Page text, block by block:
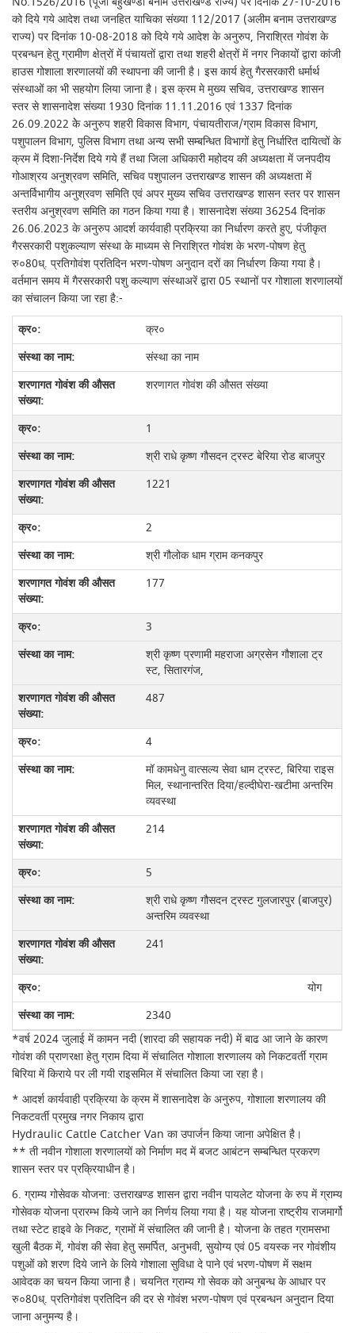
को दिये गये आदेश तथा जनहित याचिका संख्या 112/2017 (अलीम बनाम उत्तराखण्ड
राज्य) पर दिनांक 10-08-2018 को दिये गये आदेश के अनुरुप, निराश्रित गोवंश के
प्रबन्धन हेतु ग्रामीण क्षेत्रों में पंचायतों द्वारा तथा शहरी क्षेत्रों में नगर निकायों द्वारा कांजी
हाउस गोशाला शरणालयों की स्थापना की जानी है। इस कार्य हेतु गैरसरकारी धर्मार्थ
संस्थाओं का भी सहयोग लिया जाना है। इस क्रम मे मुख्य सचिव, उत्तराखण्ड शासन
स्तर से शासनादेश संख्या 1930 दिनांक 11.11.2016 एवं 1337 दिनांक
26.09.2022 केे अनुरुप शहरी विकास विभाग, पंचायतीराज/ग्राम विकास विभाग,
पशुपालन विभाग, पुलिस विभाग तथा अन्य सभी सम्बन्धित विभागों हेतु निर्धारित दायित्वों के
क्रम में दिशा-निर्देश दिये गये हैं तथा जिला अधिकारी महोदय की अध्यक्षता में जनपदीय
गोआश्रय अनुश्रवण समिति, सचिव पशुपालन उत्तराखण्ड शासन की अध्यक्षता में
अन्तर्विभागीय अनुश्रवण समिति एवं अपर मुख्य सचिव उत्तराखण्ड शासन स्तर पर शासन
स्तरीय अनुश्रवण समिति का गठन किया गया है। शासनादेश संख्या 36254 दिनांक
26.06.2023 के अनुरुप आदर्श कार्यवाही प्रक्रिया का निर्धारण करते हुए, पंजीकृत
गैरसरकारी पशुकल्याण संस्था के माध्यम से निराश्रित गोवंश के भरण-पोषण हेतु
रु०80ध्. प्रतिगोवंश प्रतिदिन भरण-पोषण अनुदान दरों का निर्धारण किया गया है।
वर्तमान समय में गैरसरकारी पशु कल्याण संस्थाअरें द्वारा 05 स्थानों पर गोशाला शरणालयों
का संचालन किया जा रहा है:-
क्र०
संस्था का नाम
शरणागत गोवंश की औसत संख्या
1
श्री राधे कृष्ण गौसदन ट्रस्ट बेरिया रोड बाजपुर
1221
2
श्री गौलोक धाम ग्राम कनकपुर
177
3
श्री कृष्ण प्रणामी महराजा अग्रसेन गौशाला ट्र
स्ट, सितारगंज,
487
4
मॉ कामधेनु वात्सल्य सेवा धाम ट्रस्ट, बिरिया राइस
मिल, स्थानान्तरित दिया/हल्दीघेरा-खटीमा अन्तरिम
व्यवस्था
214
5
श्री राधे कृष्ण गौसदन ट्रस्ट गुलजारपुर (बाजपुर)
अन्तरिम व्यवस्था
241
योग
2340
*वर्ष 2024 जुलाई में कामन नदी (शारदा की सहायक नदी) में बाढ आ जाने के कारण
गोवंश की प्राणरक्षा हेतु ग्राम दिया में संचालित गोशाला शरणालय को निकटवर्ती ग्राम
बिरिया में किराये पर ली गयी राइसमिल में संचालित किया जा रहा है।
* आदर्श कार्यवाही प्रक्रिया के क्रम में शासनादेश के अनुरुप, गोशाला शरणालय की
निकटवर्ती प्रमुख नगर निकाय द्वारा
Hydraulic Cattle Catcher Van का उपार्जन किया जाना अपेक्षित है।
** ती नवीन गोशाला शरणालयों को निर्माण मद में बजट आबंटन सम्बन्धित प्रकरण
शासन स्तर पर प्रक्रियाधीन है।
6. ग्राम्य गोसेवक योजना: उत्तराखण्ड शासन द्वारा नवीन पायलेट योजना के रुप में ग्राम्य
गोसेवक योजना प्रारम्भ किये जाने का निर्णय लिया गया है। यह योजना राष्ट्रीय राजमार्गो
तथा स्टेट हाइवे के निकट, ग्रामों में संचालित की जानी है। योजना के तहत ग्रामसभा
खुली बैठक में, गोवंश की सेवा हेतु समर्पित, अनुभवी, सुयोग्य एवं 05 वयस्क नर गोवंशीय
पशुओं को शरण दिये जाने के लिये गोशाला सुविधा दे पाने एवं भरण-पोषण में सक्षम
आवेदक का चयन किया जाना है। चयनित ग्राम्य गो सेवक को अनुबन्ध के आधार पर
रु०80ध्. प्रतिगोवंश प्रतिदिन की दर से गोवंश भरण-पोषण एवं प्रबन्धन अनुदान दिया
जाना अनुमन्य है।